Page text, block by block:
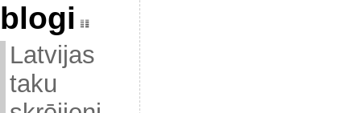
blogi
Latvijas
taku